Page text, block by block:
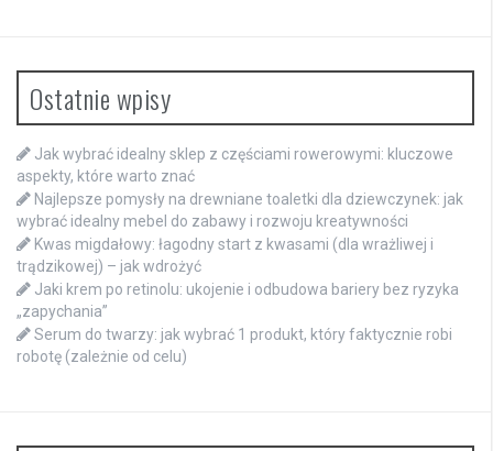
Ostatnie wpisy
Jak wybrać idealny sklep z częściami rowerowymi: kluczowe
aspekty, które warto znać
Najlepsze pomysły na drewniane toaletki dla dziewczynek: jak
wybrać idealny mebel do zabawy i rozwoju kreatywności
Kwas migdałowy: łagodny start z kwasami (dla wrażliwej i
trądzikowej) – jak wdrożyć
Jaki krem po retinolu: ukojenie i odbudowa bariery bez ryzyka
„zapychania”
Serum do twarzy: jak wybrać 1 produkt, który faktycznie robi
robotę (zależnie od celu)